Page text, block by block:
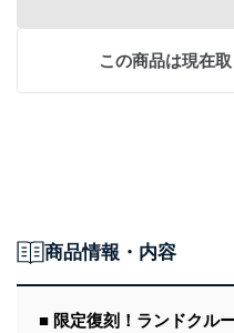
この商品は現在
商品情報・内容
■ 限定復刻！ランドクル